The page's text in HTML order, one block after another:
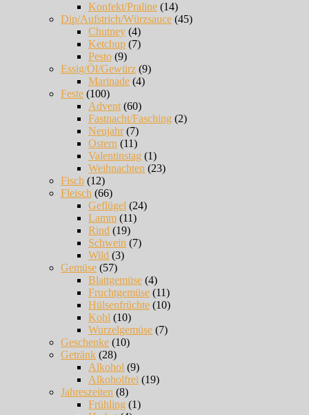
Konfekt/Praline (14)
Dip/Aufstrich/Würzsauce (45)
Chutney (4)
Ketchup (7)
Pesto (9)
Essig/Öl/Gewürz (9)
Marinade (4)
Feste (100)
Advent (60)
Fastnacht/Fasching (2)
Neujahr(7)
Ostern (11)
Valentinstag (1)
Weihnachten (23)
Fisch (12)
Fleisch (66)
Geflügel (24)
Lamm (11)
Rind (19)
Schwein (7)
Wild (3)
Gemüse (57)
Blattgemüse (4)
Fruchtgemüse (11)
Hülsenfrüchte (10)
Kohl (10)
Wurzelgemüse (7)
Geschenke (10)
Getränk (28)
Alkohol (9)
Alkoholfrei (19)
Jahreszeiten (8)
Frühling (1)